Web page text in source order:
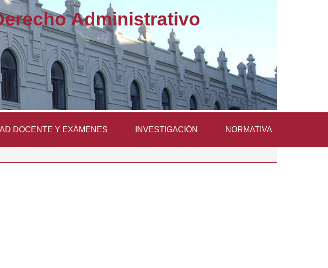
Administrativo
DOCENTE Y EXÁMENES INVESTIGACIÓN NORMATIVA